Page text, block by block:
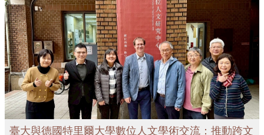
臺大與德國特里爾大學數位人文學術交流：推動跨文